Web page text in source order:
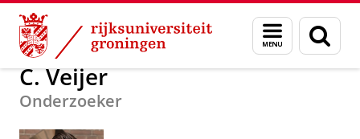
Skip
Content
Skip
Navigation
Menu
en
zoeken
Over ons Praktische zaken Waar vindt u ons C. Veijer
C. Veijer
Onderzoeker